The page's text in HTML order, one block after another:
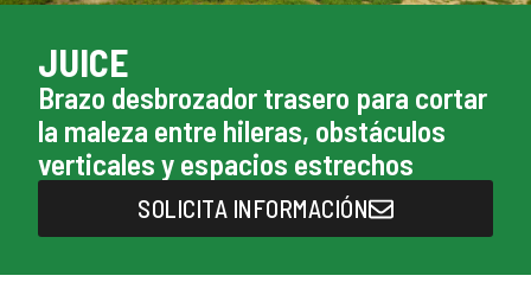
JUICE
Brazo desbrozador trasero para cortar
la maleza entre hileras, obstáculos
verticales y espacios estrechos
SOLICITA INFORMACIÓN